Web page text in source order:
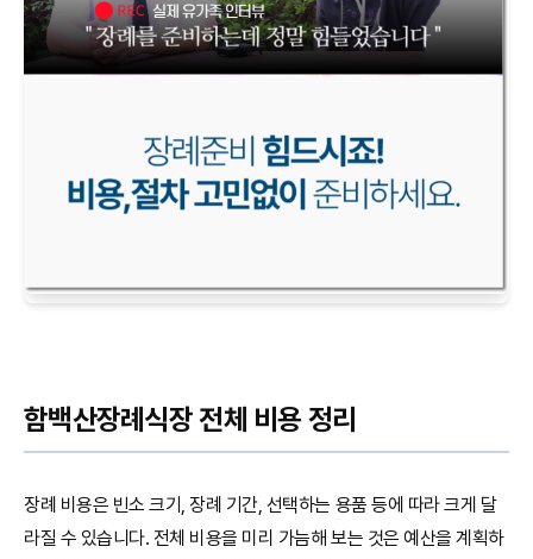
함백산장례식장 전체 비용 정리
장례 비용은 빈소 크기, 장례 기간, 선택하는 용품 등에 따라 크게 달
라질 수 있습니다. 전체 비용을 미리 가늠해 보는 것은 예산을 계획하